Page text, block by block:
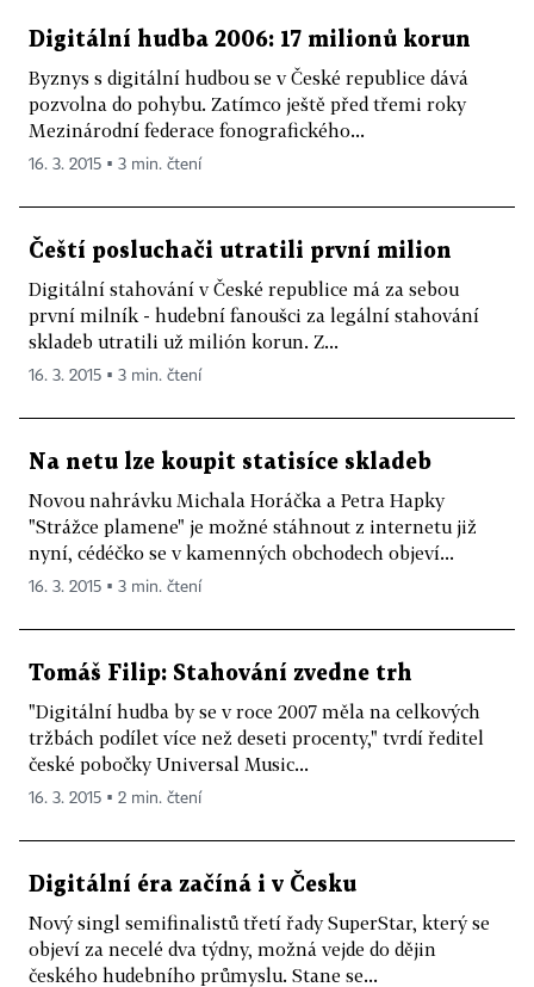
Digitální hudba 2006: 17 milionů korun
Byznys s digitální hudbou se v České republice dává
pozvolna do pohybu. Zatímco ještě před třemi roky
Mezinárodní federace fonografického...
16. 3. 2015 ▪ 3 min. čtení
Čeští posluchači utratili první milion
Digitální stahování v České republice má za sebou
první milník - hudební fanoušci za legální stahování
skladeb utratili už milión korun. Z...
16. 3. 2015 ▪ 3 min. čtení
Na netu lze koupit statisíce skladeb
Novou nahrávku Michala Horáčka a Petra Hapky
"Strážce plamene" je možné stáhnout z internetu již
nyní, cédéčko se v kamenných obchodech objeví...
16. 3. 2015 ▪ 3 min. čtení
Tomáš Filip: Stahování zvedne trh
"Digitální hudba by se v roce 2007 měla na celkových
tržbách podílet více než deseti procenty," tvrdí ředitel
české pobočky Universal Music...
16. 3. 2015 ▪ 2 min. čtení
Digitální éra začíná i v Česku
Nový singl semifinalistů třetí řady SuperStar, který se
objeví za necelé dva týdny, možná vejde do dějin
českého hudebního průmyslu. Stane se...